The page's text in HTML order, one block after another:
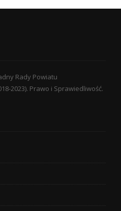
Rady Powiatu
2023). Prawo i Sprawiedliwość.